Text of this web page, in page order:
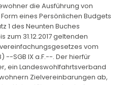
die Ausführung von
eines Persönlichen Budgets
1 des Neunten Buches
31.12.2017 geltenden
vom
--SGB IX a.F.--. Der hierfür
ein Landeswohlfahrtsverband
Zielvereinbarungen ab,